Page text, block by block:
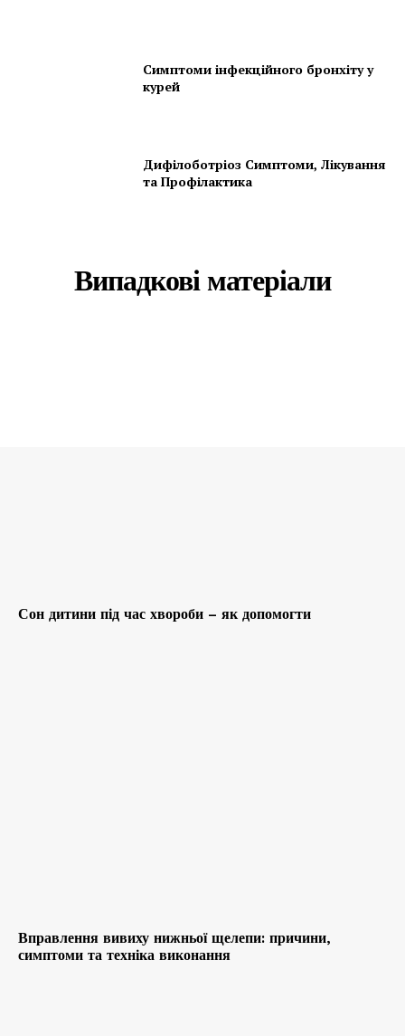
Симптоми інфекційного бронхіту у
курей
Дифілоботріоз Симптоми, Лікування
та Профілактика
Випадкові матеріали
Сон дитини під час хвороби – як допомогти
Вправлення вивиху нижньої щелепи: причини,
симптоми та техніка виконання